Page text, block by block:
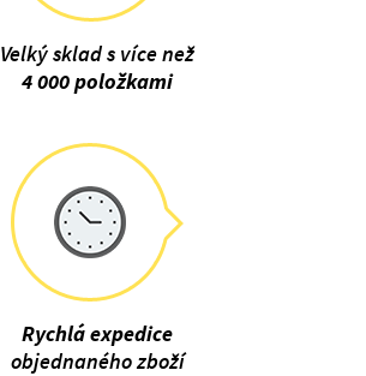
Velký sklad s více než
4 000 položkami
Rychlá expedice
objednaného zboží